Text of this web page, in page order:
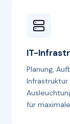
IT-
Planung,
für